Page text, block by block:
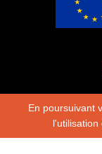
En poursuivant
l'utilisation